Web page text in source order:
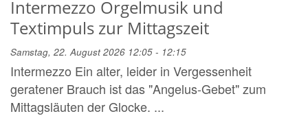
Intermezzo Orgelmusik und
Textimpuls zur Mittagszeit
Samstag, 22. August 2026 12:05 - 12:15
Intermezzo Ein alter, leider in Vergessenheit
geratener Brauch ist das "Angelus-Gebet" zum
Mittagsläuten der Glocke. ...